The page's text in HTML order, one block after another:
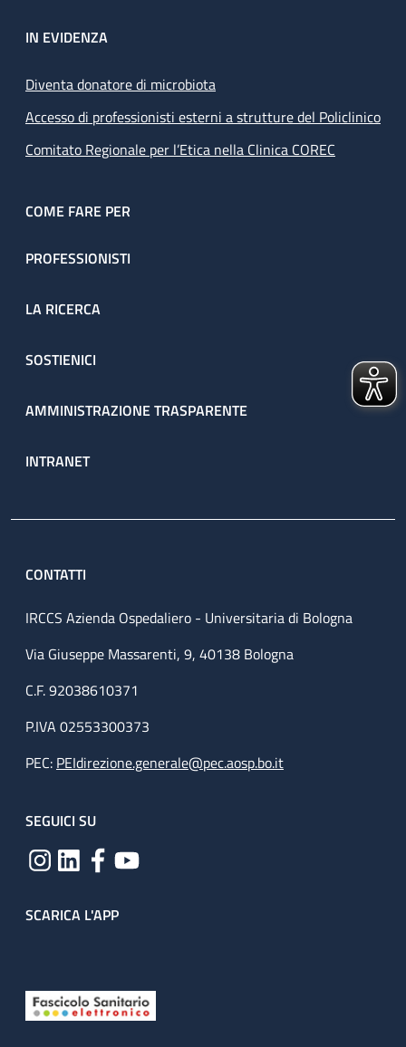
IN EVIDENZA
Diventa donatore di microbiota
Accesso di professionisti esterni a strutture del Policlinico
Comitato Regionale per l’Etica nella Clinica COREC
COME FARE PER
PROFESSIONISTI
LA RICERCA
SOSTIENICI
AMMINISTRAZIONE TRASPARENTE
INTRANET
CONTATTI
IRCCS Azienda Ospedaliero - Universitaria di Bologna
Via Giuseppe Massarenti, 9, 40138 Bologna
C.F. 92038610371
P.IVA 02553300373
PEC: PEIdirezione.generale@pec.aosp.bo.it
SEGUICI SU
SCARICA L'APP